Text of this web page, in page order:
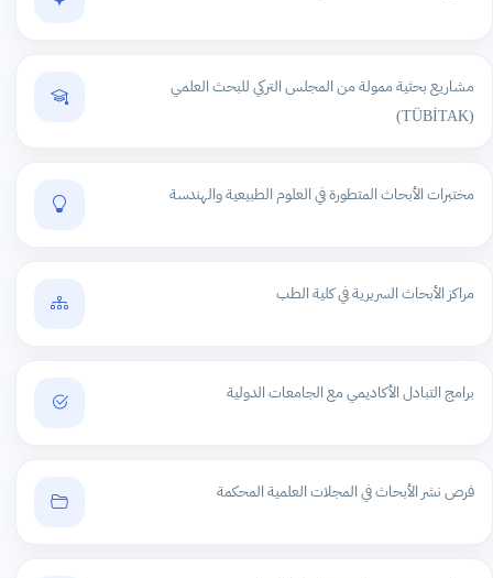
مشاريع بحثية ممولة من المجلس التركي للبحث العلمي
(TÜBİTAK)
مختبرات الأبحاث المتطورة في العلوم الطبيعية والهندسة
مراكز الأبحاث السريرية في كلية الطب
برامج التبادل الأكاديمي مع الجامعات الدولية
فرص نشر الأبحاث في المجلات العلمية المحكمة